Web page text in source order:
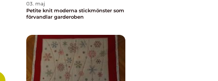
03. maj
Petite knit moderna stickmönster som
förvandlar garderoben